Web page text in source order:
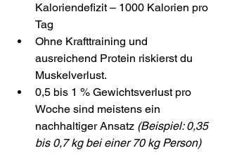
Kaloriendefizit – 1000 Kalorien pro
Tag
Ohne Krafttraining und
ausreichend Protein riskierst du
Muskelverlust.
0,5 bis 1 % Gewichtsverlust pro
Woche sind meistens ein
nachhaltiger Ansatz (Beispiel: 0,35
bis 0,7 kg bei einer 70 kg Person)